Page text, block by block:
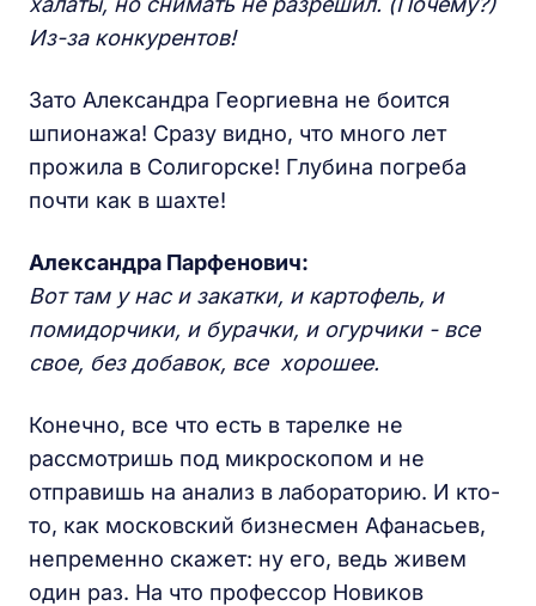
Из-за конкурентов!
Зато Александра Георгиевна не боится
шпионажа! Сразу видно, что много лет
прожила в Солигорске! Глубина погреба
почти как в шахте!
Александра Парфенович:
Вот там у нас и закатки, и картофель, и
помидорчики, и бурачки, и огурчики - все
свое, без добавок, все хорошее.
Конечно, все что есть в тарелке не
рассмотришь под микроскопом и не
отправишь на анализ в лабораторию. И кто-
то, как московский бизнесмен Афанасьев,
непременно скажет: ну его, ведь живем
один раз. На что профессор Новиков